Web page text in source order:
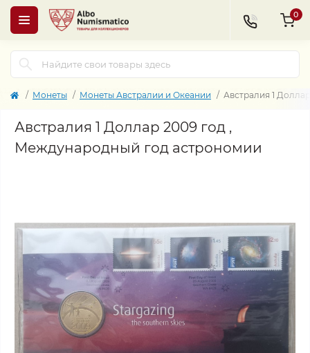
0
Монеты Монеты Австралии и Океании Австралия 1
Австралия 1 Доллар 2009 год ,
Международный год астрономии